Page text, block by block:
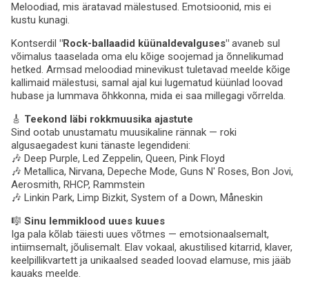
Meloodiad, mis äratavad mälestused. Emotsioonid, mis ei
kustu kunagi.
Kontserdil "Rock-ballaadid küünaldevalguses" avaneb sul
võimalus taaselada oma elu kõige soojemad ja õnnelikumad
hetked. Armsad meloodiad minevikust tuletavad meelde kõige
kallimaid mälestusi, samal ajal kui lugematud küünlad loovad
hubase ja lummava õhkkonna, mida ei saa millegagi võrrelda.
🎸 Teekond läbi rokkmuusika ajastute
Sind ootab unustamatu muusikaline rännak — roki
algusaegadest kuni tänaste legendideni:
🎶 Deep Purple, Led Zeppelin, Queen, Pink Floyd
🎶 Metallica, Nirvana, Depeche Mode, Guns N' Roses, Bon Jovi,
Aerosmith, RHCP, Rammstein
🎶 Linkin Park, Limp Bizkit, System of a Down, Måneskin
🎼 Sinu lemmiklood uues kuues
Iga pala kõlab täiesti uues võtmes — emotsionaalsemalt,
intiimsemalt, jõulisemalt. Elav vokaal, akustilised kitarrid, klaver,
keelpillikvartett ja unikaalsed seaded loovad elamuse, mis jääb
kauaks meelde.